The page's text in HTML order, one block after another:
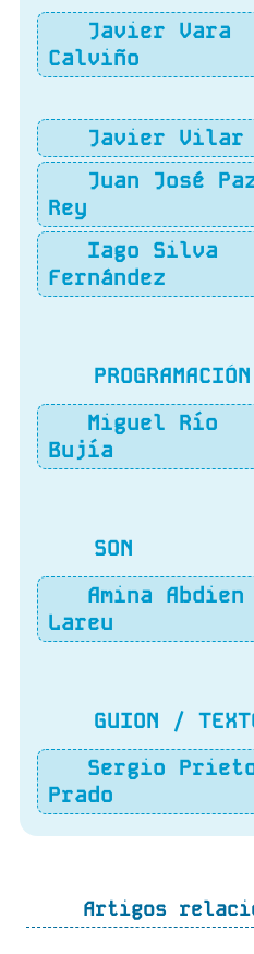
Javier Vara
Calviño
Javier Vilar
Juan José
Rey
Iago Silva
Fernández
PROGRAMACIÓN
Miguel Río
Bujía
SON
Amina Abdien
Lareu
GUION /
Sergio
Prado
Artigos